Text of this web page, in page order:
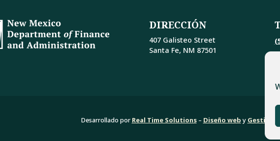
DIRECCIÓN
407 Galisteo Street
Santa Fe, NM 87501
Desarrollado por Real Time Solutions– Diseño web y Gestión